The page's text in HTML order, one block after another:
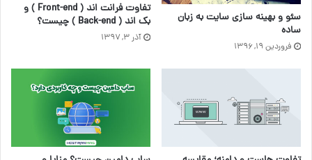
سئو و بهینه سازی سایت به زبان
ساده
فروردین ۱۹, ۱۳۹۶
تفاوت‌ فرانت اند ( Front-end ) و
بک اند ( Back-end ) چیست؟
آذر ۳, ۱۳۹۷